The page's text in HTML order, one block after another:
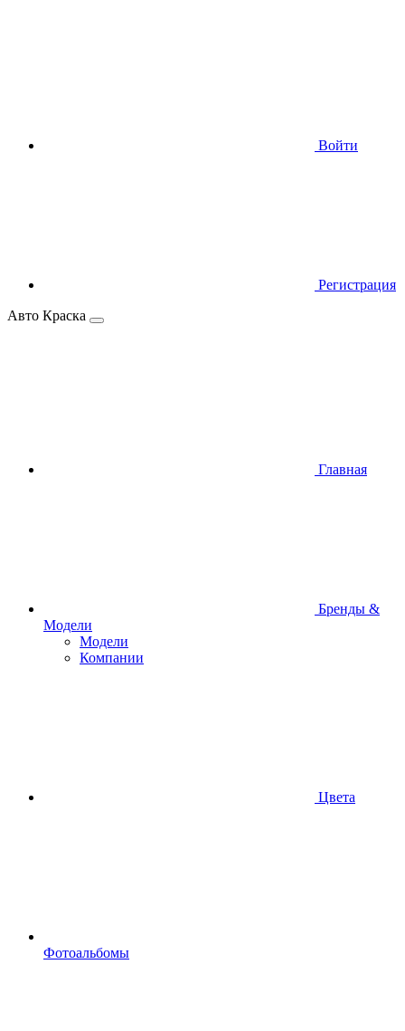
Войти
Регистрация
Авто Краска
Главная
Бренды &
Модели
Модели
Компании
Цвета
Фотоальбомы